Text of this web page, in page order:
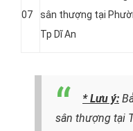
07
sân thượng tại
Tp Dĩ An
* Lưu ý:
sân thượng tại